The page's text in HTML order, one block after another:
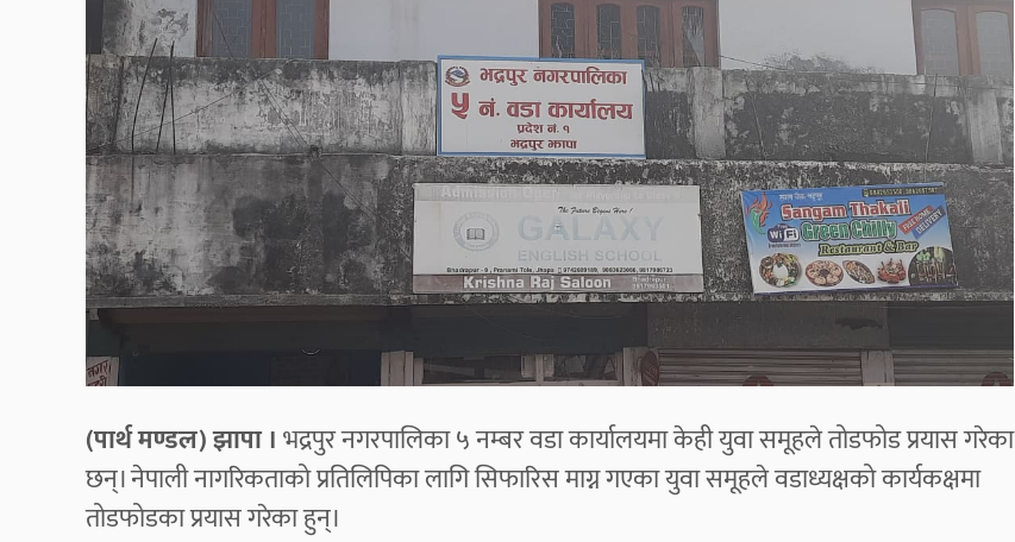
(पार्थ मण्डल) झापा ।भद्रपुर नगरपालिका ५ नम्बर वडा कार्यालयमा केही युवा समूहले तोडफोड प्रयास गरेका
छन्। नेपाली नागरिकताको प्रतिलिपिका लागि सिफारिस माग्न गएका युवा समूहले वडाध्यक्षको कार्यकक्षमा
तोडफोडका प्रयास गरेका हुन्।